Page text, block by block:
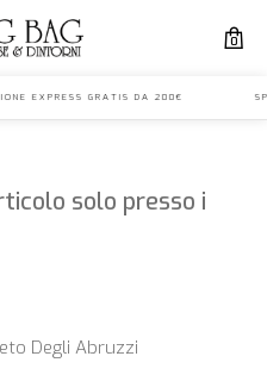
0
EXPRESS GRATIS DA 200€
solo presso i
Degli Abruzzi